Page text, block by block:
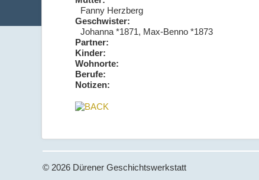
Fanny Herzberg
Geschwister:
Johanna *1871, Max-Benno *1873
Partner:
Kinder:
Wohnorte:
Berufe:
Notizen:
© 2026 Dürener Geschichtswerkstatt